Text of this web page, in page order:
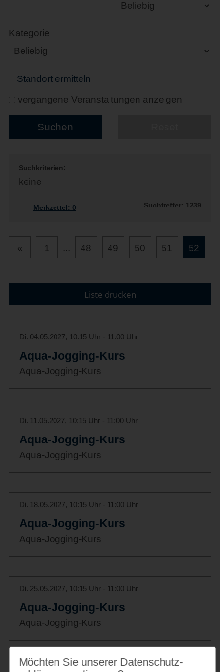
Kategorie
Standort ermitteln
vergangene Veranstaltungen anzeigen
Suchkriterien:
keine
Merkzettel: 0 Suchtreffer: 1239
« 1 ... 48 49 50 51 52
Liste drucken
Di. 04.05.2027, 10:15 Uhr - 11:00 Uhr
Aqua-Jogging-Kurs
Aqua-Jogging-Kurs
Di. 11.05.2027, 10:15 Uhr - 11:00 Uhr
Aqua-Jogging-Kurs
Aqua-Jogging-Kurs
Di. 18.05.2027, 10:15 Uhr - 11:00 Uhr
Aqua-Jogging-Kurs
Aqua-Jogging-Kurs
Di. 25.05.2027, 10:15 Uhr - 11:00 Uhr
Aqua-Jogging-Kurs
Aqua-Jogging-Kurs
Möchten Sie unserer Datenschutz­